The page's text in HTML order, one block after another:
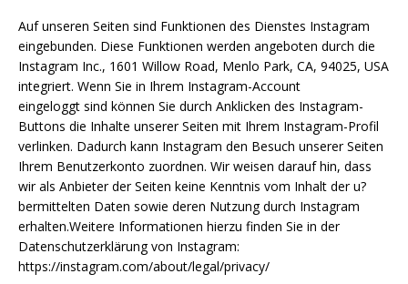
Auf unseren Seiten sind Funktionen des Dienstes Instagram
eingebunden. Diese Funktionen werden angeboten durch die
Instagram Inc., 1601 Willow Road, Menlo Park, CA, 94025, USA
integriert. Wenn Sie in Ihrem Instagram-Account
eingeloggt sind können Sie durch Anklicken des Instagram-
Buttons die Inhalte unserer Seiten mit Ihrem Instagram-Profil
verlinken. Dadurch kann Instagram den Besuch unserer Seiten
Ihrem Benutzerkonto zuordnen. Wir weisen darauf hin, dass
wir als Anbieter der Seiten keine Kenntnis vom Inhalt der u?
bermittelten Daten sowie deren Nutzung durch Instagram
erhalten.Weitere Informationen hierzu finden Sie in der
Datenschutzerklärung von Instagram:
https://instagram.com/about/legal/privacy/